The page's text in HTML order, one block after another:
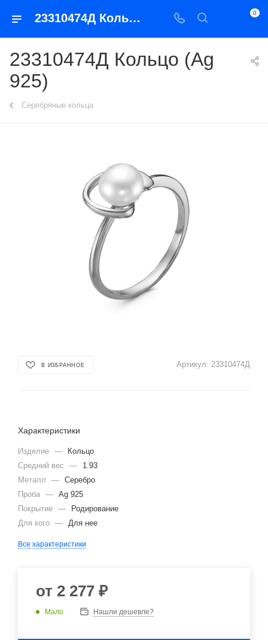
23310474Д Кольцо (Ag 925) 0
23310474Д Кольцо (Ag
925)
Серебряные кольца
В ИЗБРАННОЕ Артикул: 23310474Д
Характеристики
Изделие —
Кольцо
Средний вес
—
1.93
Металл
— Серебро
Проба — Ag 925
Покрытие —
Родирование
Для кого — Для нее
Все характеристики
от 2 277 ₽
Мало Нашли дешевле?